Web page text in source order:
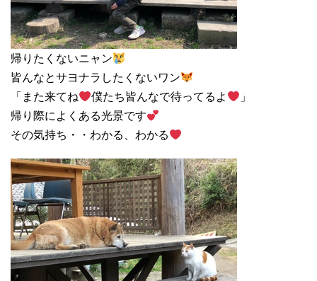
帰りたくないニャン
皆んなとサヨナラしたくないワン
「また来てね
僕たち皆んなで待ってるよ
」
帰り際によくある光景です
その気持ち・・わかる、わかる